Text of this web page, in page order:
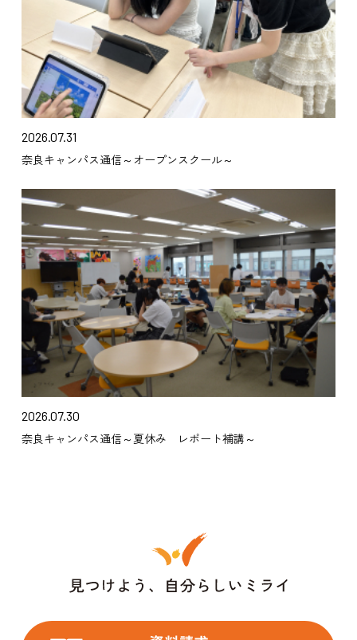
2026.07.31
奈良キャンパス通信～オープンスクール～
2026.07.30
奈良キャンパス通信～夏休み レポート補講～